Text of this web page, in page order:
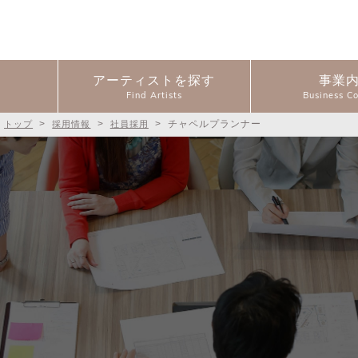
アーティストを探す 事業
トップ >採用情報 > 社員採用 >チャペルプランナー